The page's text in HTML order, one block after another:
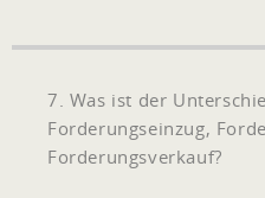
7. Was ist der
Forderungseinzug,
Forderungsverkauf?